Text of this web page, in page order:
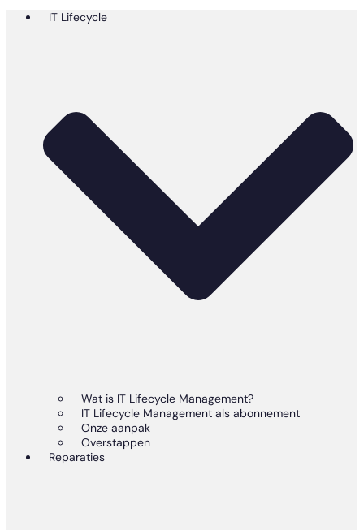
IT Lifecycle
Wat is IT Lifecycle Management?
IT Lifecycle Management als abonnement
Onze aanpak
Overstappen
Reparaties